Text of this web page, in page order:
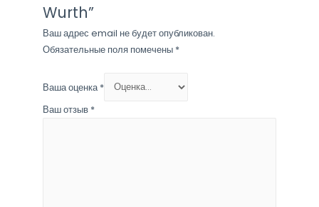
Wurth”
Ваш адрес email не будет опубликован.
Обязательные поля помечены *
Ваша оценка *
Ваш отзыв *